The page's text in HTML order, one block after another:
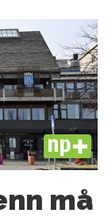
PLUS
må